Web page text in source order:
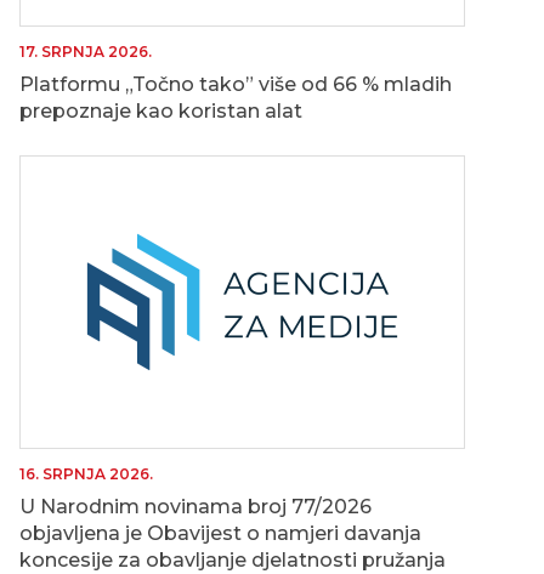
17. SRPNJA 2026.
Platformu „Točno tako” više od 66 % mladih
prepoznaje kao koristan alat
16. SRPNJA 2026.
U Narodnim novinama broj 77/2026
objavljena je Obavijest o namjeri davanja
koncesije za obavljanje djelatnosti pružanja